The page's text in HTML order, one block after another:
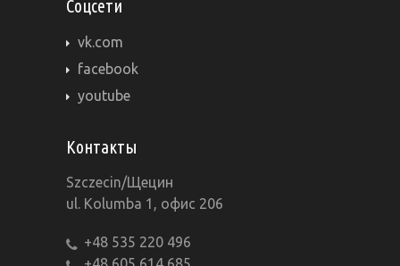
Соцсети
vk.com
facebook
youtube
Контакты
Szczecin/Щецин
ul. Kolumba 1, офис 206
+48 535 220 496